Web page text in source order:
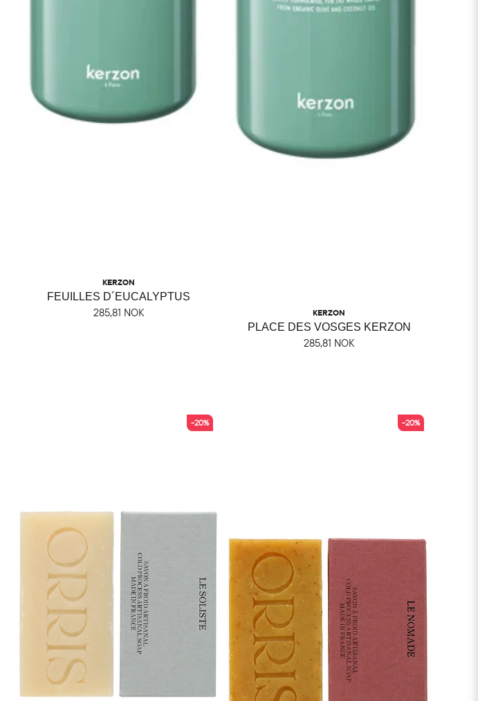
KERZON
FEUILLES D´EUCALYPTUS
285,81 NOK KERZON
PLACE DES VOSGES KERZON
285,81 NOK
-20% -20%